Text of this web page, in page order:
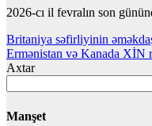
2026-cı il fevralın son
Yazı
naviqasiyası
Britaniya səfirliyinin
Ermənistan və Kanada XİN
Axtar
Manşet